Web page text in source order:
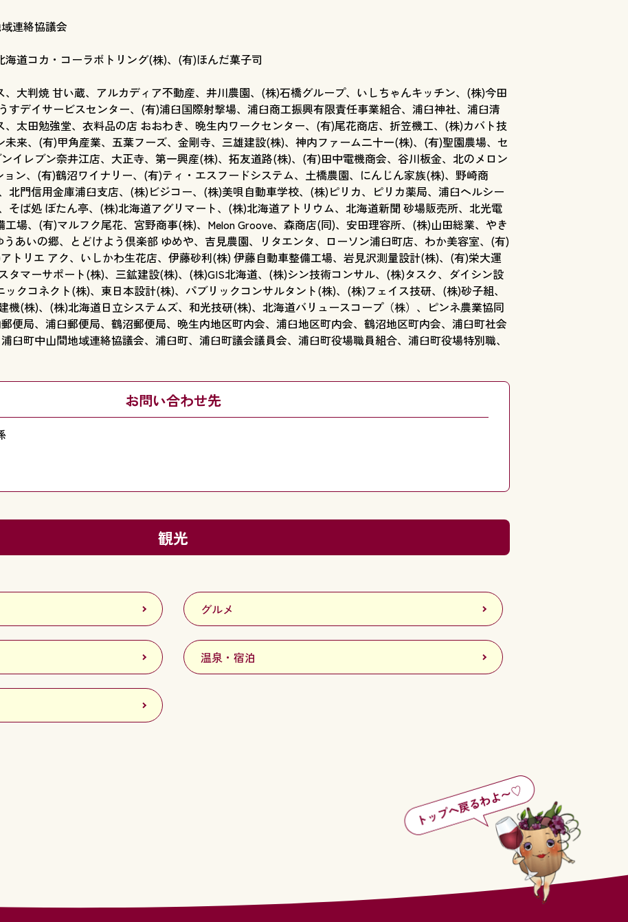
連絡協議会
道コカ・コーラボトリング(株)、(有)ほんだ菓子司
大判焼 甘い蔵、アルカディア不動産、井川農園、(株)石橋グループ、いしちゃんキッチン、(株)今田
すデイサービスセンター、(有)浦臼国際射撃場、浦臼商工振興有限責任事業組合、浦臼神社、浦臼清
太田勉強堂、衣料品の店 おおわき、晩生内ワークセンター、(有)尾花商店、折笠機工、(株)カバト技
来、(有)甲角産業、五葉フーズ、金剛寺、三雄建設(株)、神内ファーム二十一(株)、(有)聖園農場、セ
イレブン奈井江店、大正寺、第一興産(株)、拓友道路(株)、(有)田中電機商会、谷川板金、北のメロン
ン、(有)鶴沼ワイナリー、(有)ティ・エスフードシステム、土橋農園、にんじん家族(株)、野崎商
北門信用金庫浦臼支店、(株)ビジコー、(株)美唄自動車学校、(株)ピリカ、ピリカ薬局、浦臼ヘルシー
そば処 ぼたん亭、(株)北海道アグリマート、(株)北海道アトリウム、北海道新聞 砂場販売所、北光電
場、(有)マルフク尾花、宮野商事(株)、Melon Groove、森商店(同)、安田理容所、(株)山田総業、やき
あいの郷、とどけよう倶楽部 ゆめや、吉見農園、リタエンタ、ローソン浦臼町店、わか美容室、(有)
トリエ アク、いしかわ生花店、伊藤砂利(株) 伊藤自動車整備工場、岩見沢測量設計(株)、(有)栄大運
タマーサポート(株)、三鉱建設(株)、(株)GIS北海道、(株)シン技術コンサル、(株)タスク、ダイシン設
クコネクト(株)、東日本設計(株)、パブリックコンサルタント(株)、(株)フェイス技研、(株)砂子組、
機(株)、(株)北海道日立システムズ、和光技研(株)、北海道バリュースコープ（株）、ピンネ農業協同
便局、浦臼郵便局、鶴沼郵便局、晩生内地区町内会、浦臼地区町内会、鶴沼地区町内会、浦臼町社会
臼町中山間地域連絡協議会、浦臼町、浦臼町議会議員会、浦臼町役場職員組合、浦臼町役場特別職、
お問い合わせ先
観光
グルメ
温泉・宿泊